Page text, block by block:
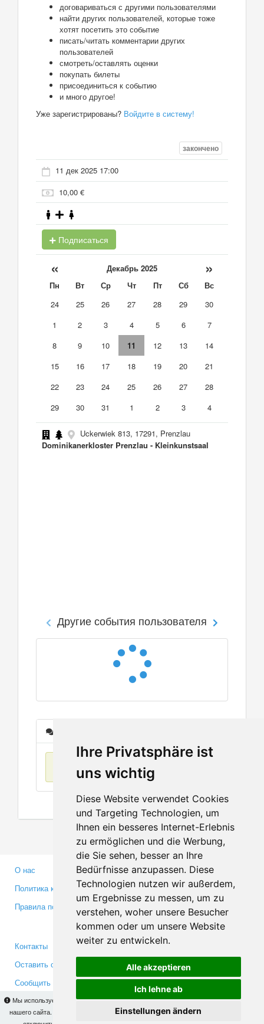
Ihre Privatsphäre ist
uns wichtig
Diese Website verwendet Cookies
und Targeting Technologien, um
Ihnen ein besseres Internet-Erlebnis
zu ermöglichen und die Werbung,
die Sie sehen, besser an Ihre
Bedürfnisse anzupassen. Diese
Technologien nutzen wir außerdem,
um Ergebnisse zu messen, um zu
verstehen, woher unsere Besucher
kommen oder um unsere Website
weiter zu entwickeln.
Alle akzeptieren
Ich lehne ab
Einstellungen ändern
Мы используем cookies для того, чтобы Вы могли использовать весь функционал
нашего сайта. На
Вы сможете узнать подробности и, при желании,
договариваться с другими пользователями
найти других пользователей, которые тоже
хотят посетить это событие
писать/читать комментарии других
пользователей
смотреть/оставлять оценки
покупать билеты
присоединиться к событию
и много другое!
Уже зарегистрированы? Войдите в систему!
закончено
11 дек 2025 17:00
10,00 €
Подписаться
« Декабрь 2025 »
Пн Вт Ср Чт Пт Сб
Вс
24
25 26 27 28 29
30
1
2 3 4 5 6
7
8
9 10 11 12 13
14
15
16 17 18 19 20
21
22
23 24 25 26 27
28
29
30 31 1 2 3 4
Uckerwiek 813, 17291, Prenzlau
Dominikanerkloster Prenzlau - Kleinkunstsaal
Другие события пользователя
О нас
Политика конфиденциальности
Правила пользования
Партнерам
Инвесторам
Медиа
Контакты
Оставить отзыв
Сообщить об ошибке
Facebook
Twitter
YouTube
Google+